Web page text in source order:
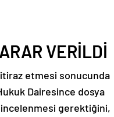
VERİLDİ
itiraz etmesi sonucunda
Dairesince dosya
incelenmesi gerektiğini,